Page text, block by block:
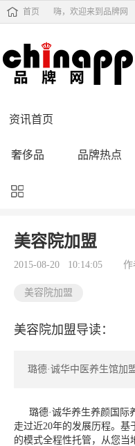
首页 嗨，欢迎来到品牌网
资讯首页
奢侈品 品牌热点
品牌黑榜
品牌导购 专家点评
美容院加盟
2015-08-20 10:14:05 作
美容院加盟
美容院加盟导读：
璐德·诚华中医养生馆加
璐德·诚华养生养颜国际
走过近20年的发展历程。基
的模式全程性托管，从您